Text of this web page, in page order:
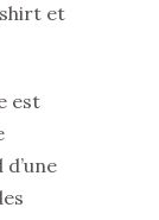
et
est